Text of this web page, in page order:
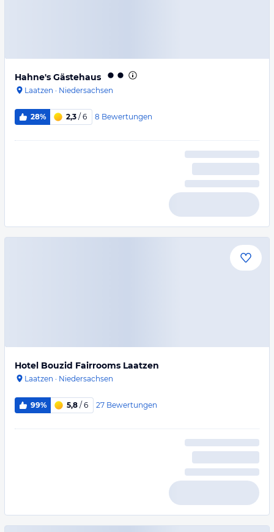
Hahne's Gästehaus
Laatzen · Niedersachsen
28% 2,3 / 6 8 Bewertungen
Hotel Bouzid Fairrooms Laatzen
Laatzen · Niedersachsen
99% 5,8 / 6 27 Bewertungen